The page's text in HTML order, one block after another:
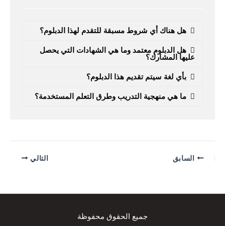
هل هناك أي شروط مسبقة للتقدم لهذا الدبلوم؟
هل الدبلوم معتمد وما هي الشهادات التي يحصل
عليها المشارك؟
بأي لغة سيتم تقديم هذا الدبلوم؟
ما هي منهجية التدريب وطرق التعلم المستخدمة؟
السابق التالي
جميع الحقوق محفوظة